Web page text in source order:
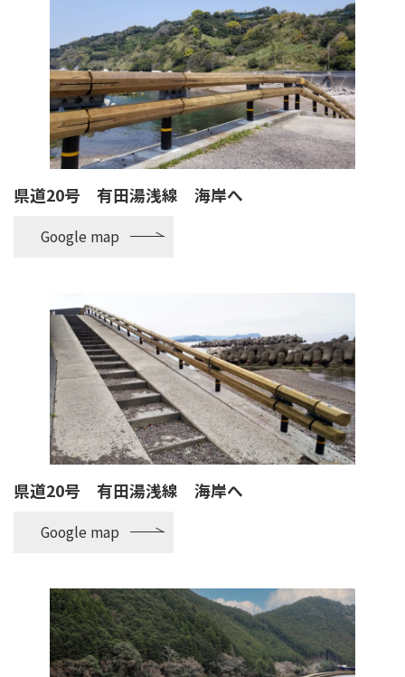
県道20号 有田湯浅線 海岸へ
Google map
県道20号 有田湯浅線 海岸へ
Google map